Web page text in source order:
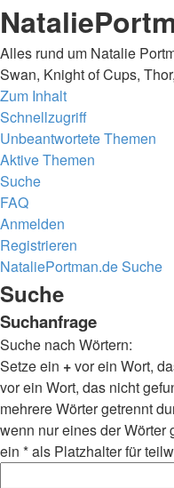
Alles rund um Natalie
Swan, Knight of Cups,
Zum Inhalt
Schnellzugriff
Unbeantwortete Themen
Aktive Themen
Suche
FAQ
Anmelden
Registrieren
NataliePortman.deSuche
Suche
Suchanfrage
Suche nach Wörtern:
Setze ein +vor ein Wort,
vor ein Wort, das nicht
mehrere Wörter getrennt
wenn nur eines der Wörter
ein * als Platzhalter für